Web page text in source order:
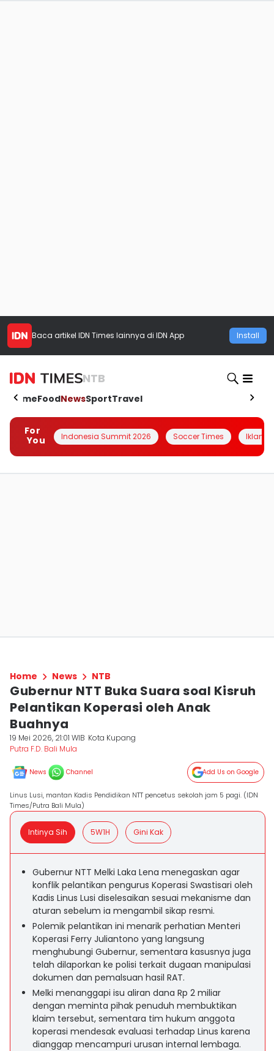
Baca artikel IDN Times lainnya di IDN App Install
NTB
HomeFoodNewsSportTravel
For
You
Indonesia Summit 2026 Soccer Times Iklanin
Home News NTB
Gubernur NTT Buka Suara soal Kisruh
Pelantikan Koperasi oleh Anak
Buahnya
19 Mei 2026, 21:01 WIB Kota Kupang
Putra F.D. Bali Mula
News Channel Add Us on Google
Linus Lusi, mantan Kadis Pendidikan NTT pencetus sekolah jam 5 pagi. (IDN
Times/Putra Bali Mula)
Intinya Sih 5W1H Gini Kak
Gubernur NTT Melki Laka Lena menegaskan agar
konflik pelantikan pengurus Koperasi Swastisari oleh
Kadis Linus Lusi diselesaikan sesuai mekanisme dan
aturan sebelum ia mengambil sikap resmi.
Polemik pelantikan ini menarik perhatian Menteri
Koperasi Ferry Juliantono yang langsung
menghubungi Gubernur, sementara kasusnya juga
telah dilaporkan ke polisi terkait dugaan manipulasi
dokumen dan pemalsuan hasil RAT.
Melki menanggapi isu aliran dana Rp 2 miliar
dengan meminta pihak penuduh membuktikan
klaim tersebut, sementara tim hukum anggota
koperasi mendesak evaluasi terhadap Linus karena
dianggap mencampuri urusan internal lembaga.